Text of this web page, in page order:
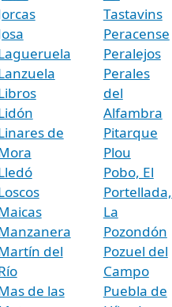
de
del
de las
Tastavins
Peracense
Peralejos
Perales
del
Alfambra
Pitarque
Plou
Pobo, El
Portellada,
La
Pozondón
Pozuel del
Campo
Puebla de